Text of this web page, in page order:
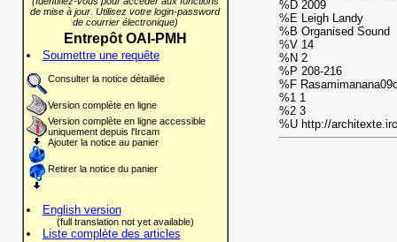
de mise à jour. Utilisez votre login-password
de courrier électronique)
Entrepôt OAI-PMH
Soumettre une requête
Consulter la notice détaillée
Version complète en ligne
Version complète en ligne accessible
uniquement depuis l'Ircam
Ajouter la notice au panier
Retirer la notice du panier
English version
(full translation not yet available)
Liste complète des articles
%D 2009
%E Leigh Landy
%B Organised Sound
%V 14
%N 2
%P 208-216
%F
%1 1
%2 3
%U http://